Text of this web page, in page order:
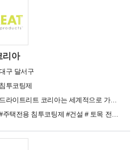
리아
구 달서구
침투코팅제
드라이트리트 코리아는 세계적으로 가장 우수한 석재 및 콘크리트 침투 코팅제를 제공하는 기업입니다.